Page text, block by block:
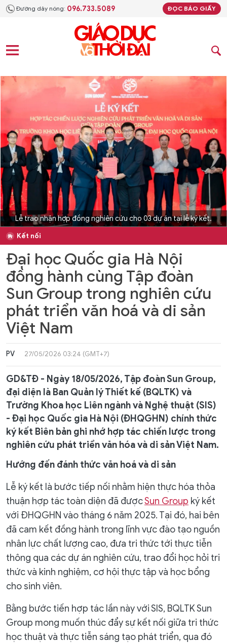
Đường dây nóng: 096.733.5089 ĐỌC BÁO GIẤY
Lễ trao nhận hợp đồng nghiên cứu cho 03 dự án tại lễ ký kết.
Kết nối
Đại học Quốc gia Hà Nội
đồng hành cùng Tập đoàn
Sun Group trong nghiên cứu
phát triển văn hoá và di sản
Việt Nam
PV 27/05/2026 03:24 (GMT+7)
GD&TĐ - Ngày 18/05/2026, Tập đoàn Sun Group,
đại diện là Ban Quản lý Thiết kế (BQLTK) và
Trường Khoa học Liên ngành và Nghệ thuật (SIS)
- Đại học Quốc gia Hà Nội (ĐHQGHN) chính thức
ký kết Biên bản ghi nhớ hợp tác chiến lược trong
nghiên cứu phát triển văn hóa và di sản Việt Nam.
Hướng đến đánh thức văn hoá và di sản
Lễ ký kết là bước tiếp nối nhằm hiện thực hóa thỏa
thuận hợp tác toàn diện đã đượcSun Group ký kết
với ĐHQGHN vào tháng 6 năm 2025. Tại đó, hai bên
đã cam kết đồng hành trong lĩnh vực đào tạo nguồn
nhân lực chất lượng cao, đưa tri thức tới thực tiễn
thông qua các dự án nghiên cứu, trao đổi học hỏi tri
thức và kinh nghiệm, cơ hội thực tập và học bổng
cho sinh viên.
Bằng bước tiến hợp tác lần này với SIS, BQLTK Sun
Group mong muốn thúc đẩy sự kết nối giữa tri thức
học thuật và thực tiễn sáng tạo phát triển, qua đó